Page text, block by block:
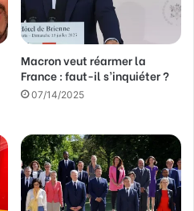
Macron veut réarmer la
France : faut-il s’inquiéter ?
07/14/2025